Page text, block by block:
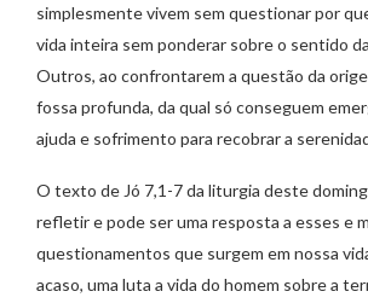
simplesmente vivem sem questionar por
vida inteira sem ponderar sobre o sentido
Outros, ao confrontarem a questão da
fossa profunda, da qual só conseguem
ajuda e sofrimento para recobrar a
O texto de Jó 7,1-7 da liturgia deste
refletir e pode ser uma resposta a esses e
questionamentos que surgem em nossa
acaso, uma luta a vida do homem sobre a